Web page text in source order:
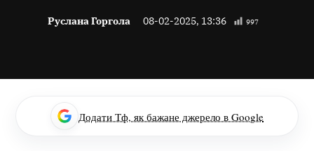
Руслана Горгола 08-02-2025, 13:36 997
Додати Тф, як бажане джерело в Google